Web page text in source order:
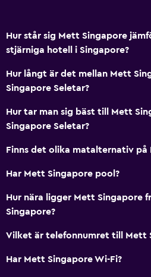
Vattenflaska
Hela enheten ligger på
Rökning förbjuden
Handikappvänligt
Hiss
Nås via hiss
Tillgänglig parkering
Övre våningar nås med hiss
Hur står sig Mett Singapore
stjärniga hotell i Singapore?
Hur långt är det mellan Mett
Singapore Seletar?
Hur tar man sig bäst till Mett
Singapore Seletar?
Finns det olika matalternativ på
Har Mett Singapore pool?
Hur nära ligger Mett Singapore
Singapore?
Vilket är telefonnumret till Mett
Har Mett Singapore Wi-Fi?